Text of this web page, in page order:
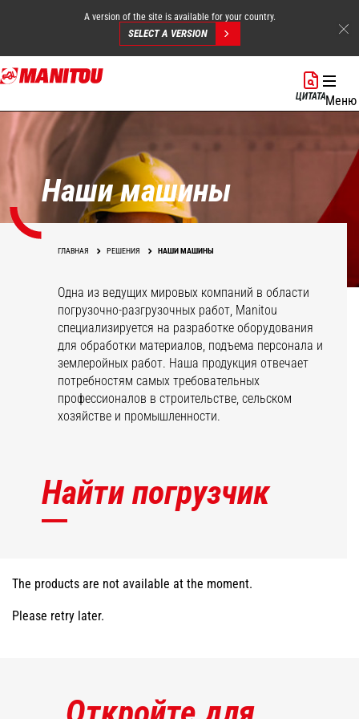
Перейти
к
содержанию
A version of the site is available for your country.
SELECT A VERSION
ЦИТАТАМеню
Наши машины
ГЛАВНАЯ РЕШЕНИЯ НАШИ МАШИНЫ
Одна из ведущих мировых компаний в области
погрузочно-разгрузочных работ, Manitou
специализируется на разработке оборудования
для обработки материалов, подъема персонала и
землеройных работ. Наша продукция отвечает
потребностям самых требовательных
профессионалов в строительстве, сельском
хозяйстве и промышленности.
Найти погрузчик
The products are not available at the moment.
Please retry later.